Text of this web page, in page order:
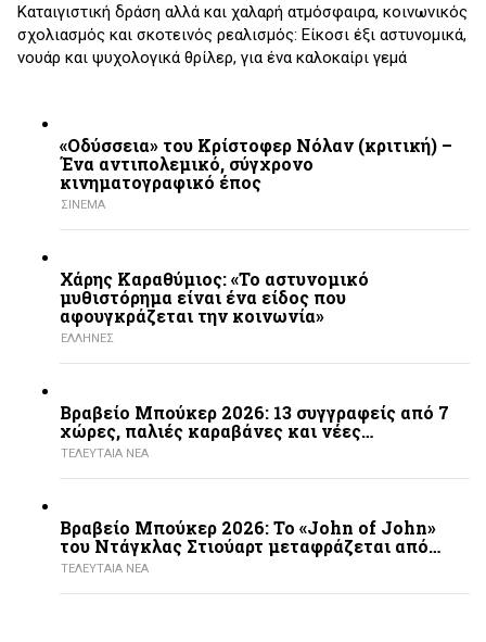
Καταιγιστική δράση αλλά και χαλαρή ατμόσφαιρα, κοινωνικός
σχολιασμός και σκοτεινός ρεαλισμός: Είκοσι έξι αστυνομικά,
νουάρ και ψυχολογικά θρίλερ, για ένα καλοκαίρι γεμά
«Οδύσσεια» του Κρίστοφερ Νόλαν (κριτική) –
Ένα αντιπολεμικό, σύγχρονο
κινηματογραφικό έπος
ΣΙΝΕΜΑ
Χάρης Καραθύμιος: «Το αστυνομικό
μυθιστόρημα είναι ένα είδος που
αφουγκράζεται την κοινωνία»
ΕΛΛΗΝΕΣ
Βραβείο Μπούκερ 2026: 13 συγγραφείς από 7
χώρες, παλιές καραβάνες και νέες…
ΤΕΛΕΥΤΑΙΑ ΝΕΑ
Βραβείο Μπούκερ 2026: Το «John of John»
του Ντάγκλας Στιούαρτ μεταφράζεται από…
ΤΕΛΕΥΤΑΙΑ ΝΕΑ